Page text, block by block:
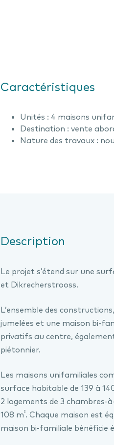
Caractéristiques
Unités : 4 maisons
Destination : vente
Nature des travaux :
Description
Le projet s’étend sur une
et Dikrecherstrooss.
L’ensemble des
jumelées et une maison bi-
privatifs au centre,
piétonnier.
Les maisons unifamiliales
surface habitable de 139 à
2 logements de 3 chambres-
108 m². Chaque maison est
maison bi-familiale bénéficie